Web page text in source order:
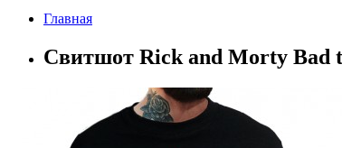
Главная
Свитшот Rick and Morty Bad